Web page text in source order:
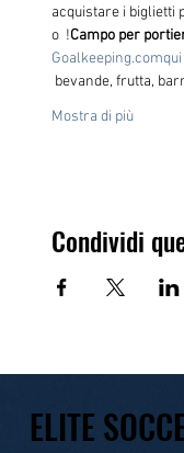
acquistare i biglietti
o !Campo per
Goalkeeping.comqui
bevande, frutta,
Mostra di più
Condividi
ELITE